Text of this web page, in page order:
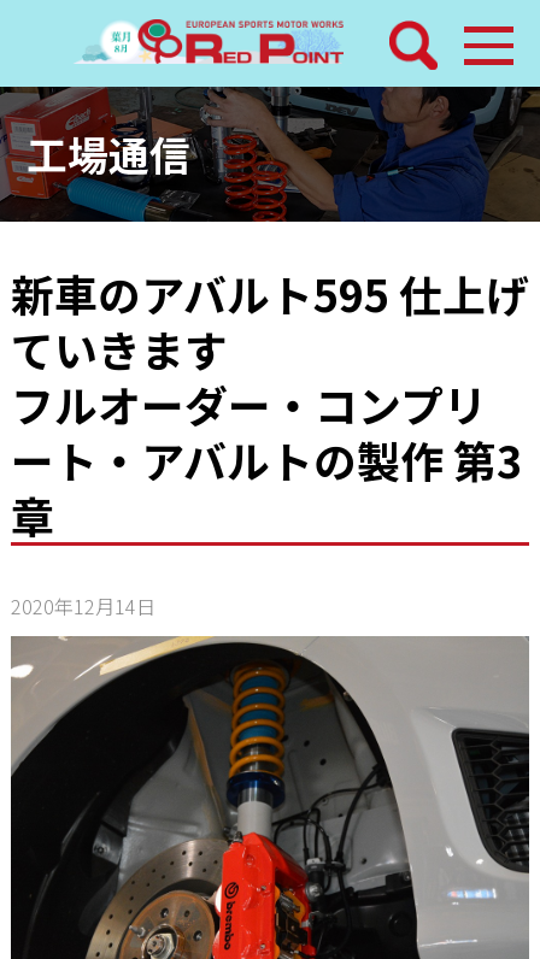
検索
ホーム
トピックス
レッドポイントパーツ
その他サービス
店舗案内
工場通信
お問い合わせ
工場通信
新車のアバルト595 仕上げ
ていきます
フルオーダー・コンプリ
ート・アバルトの製作 第3
章
2020年12月14日